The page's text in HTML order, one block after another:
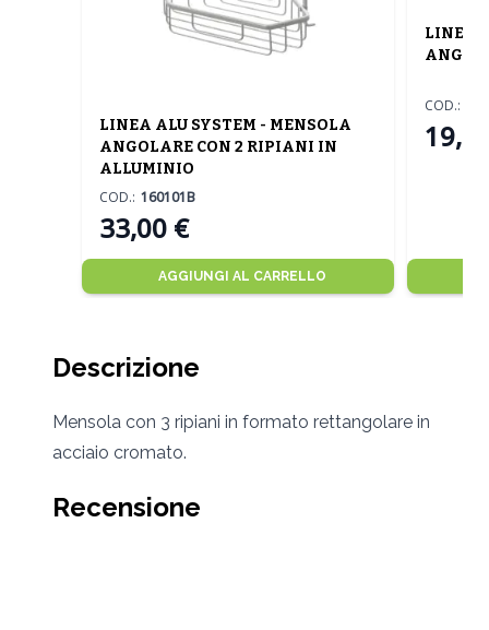
LINEA ALU SYSTEM - MENSOLA
ANGOLARE CON 2 RIPIANI IN
ALLUMINIO
33,00 €
COD.: 160101B
AGGIUNGI AL CARRELLO
LINEA
COD.:
Descrizione
Mensola con 3 ripiani in formato rettangolare in
acciaio cromato.
Recensione